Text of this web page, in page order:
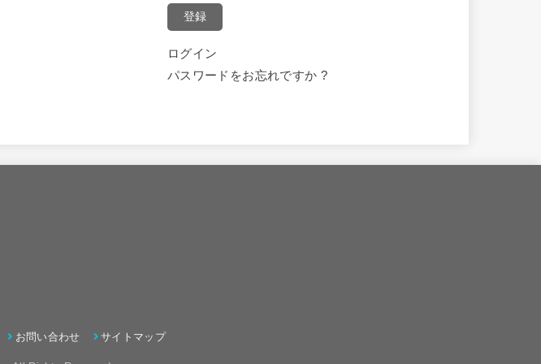
登録
ログイン
パスワードをお忘れですか ?
お問い合わせ サイトマップ